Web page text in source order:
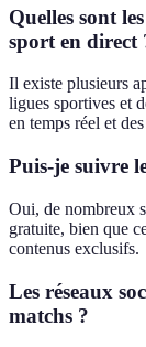
Quelles sont
sport en direct
Il existe plusieurs
ligues sportives et
en temps réel et
Puis-je suivre
Oui, de nombreux
gratuite, bien que
contenus exclusifs.
Les réseaux
matchs ?